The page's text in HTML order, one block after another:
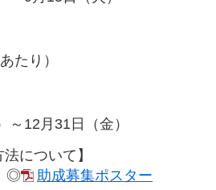
たり）
12月31日（金）
について】
助成募集ポスター